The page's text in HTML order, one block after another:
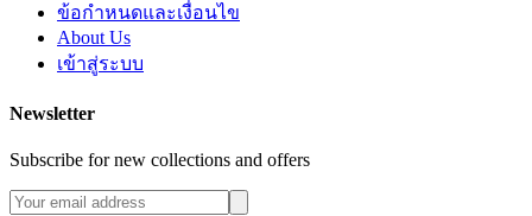
ข้อกำหนดและเงื่อนไข
About Us
เข้าสู่ระบบ
Newsletter
Subscribe for new collections and offers